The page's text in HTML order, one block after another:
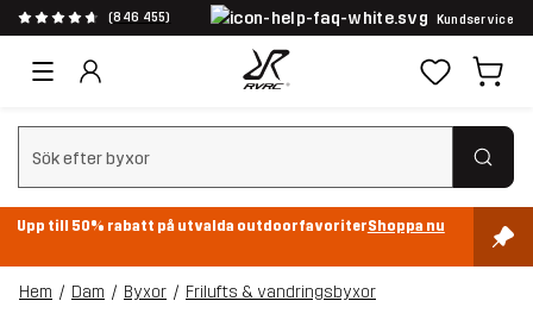
(846 455) Kundservice
Rensa sök
Upp till 50% rabatt på utvalda outdoorfavoriterShoppa nu
Hem Dam Byxor Frilufts & vandringsbyxor